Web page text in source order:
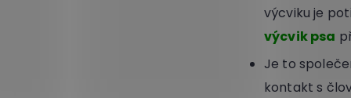
výcviku je
výcvik psa
Je to
kontakt s